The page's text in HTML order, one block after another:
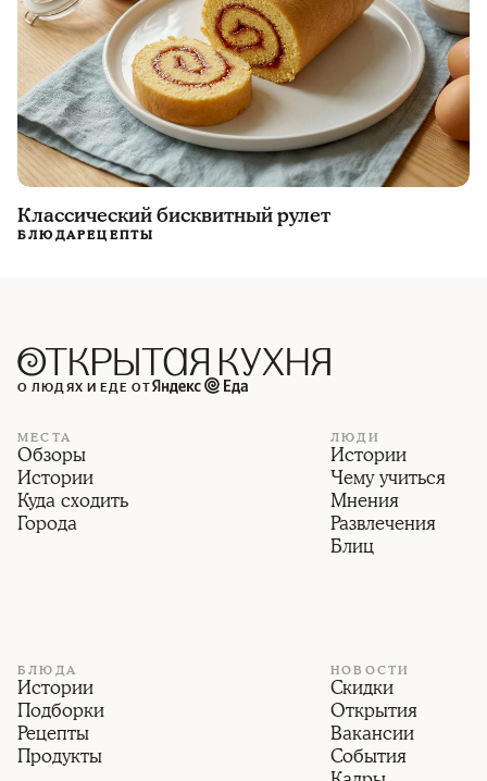
Классический бисквитный рулет
БЛЮДАРЕЦЕПТЫ
О ЛЮДЯХ И ЕДЕ ОТ
МЕСТА
Обзоры
Истории
Куда сходить
Города
ЛЮДИ
Истории
Чему учиться
Мнения
Развлечения
Блиц
БЛЮДА
Истории
Подборки
Рецепты
Продукты
НОВОСТИ
Скидки
Открытия
Вакансии
События